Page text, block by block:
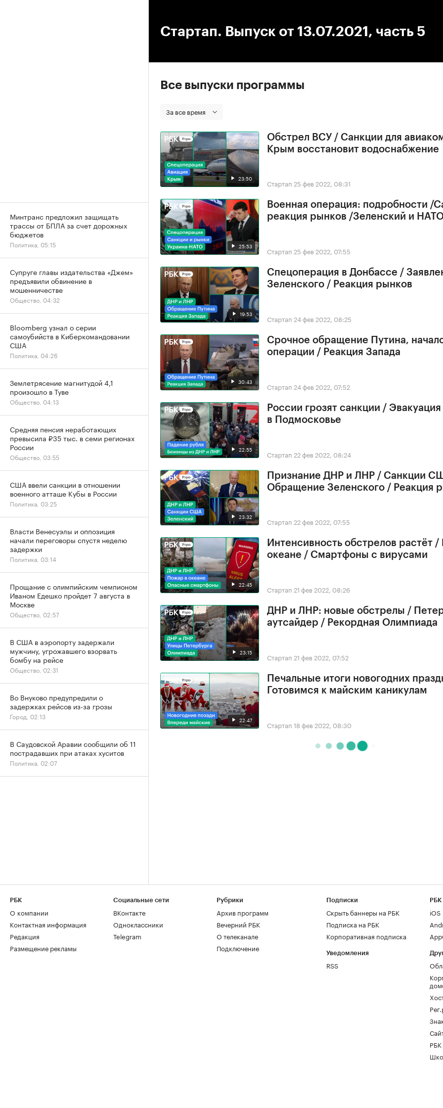
Стартап. Выпуск от 13.07.2021, часть 5
Все выпуски программы
За все время
23:50
Обстрел ВСУ / Санкции для
Крым восстановит водоснабжение
Стартап 25 фев 2022, 08:31
25:53
Военная операция: подробности /
реакция рынков /Зеленский и
Стартап 25 фев 2022, 07:55
19:53
Спецоперация в Донбассе /
Зеленского / Реакция рынков
Стартап 24 фев 2022, 08:25
30:43
Срочное обращение Путина,
операции / Реакция Запада
Стартап 24 фев 2022, 07:52
22:55
России грозят санкции /
в Подмосковье
Стартап 22 фев 2022, 08:24
23:32
Признание ДНР и ЛНР / Санкции
Обращение Зеленского / Реакция
Стартап 22 фев 2022, 07:55
22:45
Интенсивность обстрелов растёт
океане / Смартфоны с вирусами
Стартап 21 фев 2022, 08:26
23:15
ДНР и ЛНР: новые обстрелы /
аутсайдер / Рекордная Олимпиада
Стартап 21 фев 2022, 07:52
22:47
Печальные итоги новогодних
Готовимся к майским каникулам
Стартап 18 фев 2022, 08:30
Минтранс предложил защищать
трассы от БПЛА за счет дорожных
бюджетов
Политика, 05:15
Супруге главы издательства «Джем»
предъявили обвинение в
мошенничестве
Общество, 04:32
Bloomberg узнал о серии
самоубийств в Киберкомандовании
США
Политика, 04:26
Землетрясение магнитудой 4,1
произошло в Туве
Общество, 04:13
Средняя пенсия неработающих
превысила ₽35 тыс. в семи регионах
России
Общество, 03:55
США ввели санкции в отношении
военного атташе Кубы в России
Политика, 03:25
Власти Венесуэлы и оппозиция
начали переговоры спустя неделю
задержки
Политика, 03:14
Прощание с олимпийским чемпионом
Иваном Едешко пройдет 7 августа в
Москве
Общество, 02:57
В США в аэропорту задержали
мужчину, угрожавшего взорвать
бомбу на рейсе
Общество, 02:31
Во Внуково предупредили о
задержках рейсов из-за грозы
Город, 02:13
В Саудовской Аравии сообщили об 11
пострадавших при атаках хуситов
Политика, 02:07
РБК
О компании
Контактная информация
Редакция
Размещение рекламы
Социальные сети
ВКонтакте
Одноклассники
Telegram
Рубрики
Архив программ
Вечерний РБК
О телеканале
Подключение
Подписки
Скрыть баннеры на РБК
Подписка на РБК
Корпоративная подписка
Уведомления
RSS
РБК
iOS